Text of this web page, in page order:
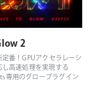
2
定番！GPUアクセラレーシ
し高速処理を実現する
専用のグロープラグイン